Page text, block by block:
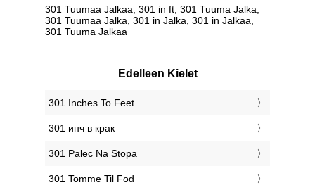
301 Tuumaa Jalkaa, 301 in ft, 301 Tuuma Jalka,
301 Tuumaa Jalka, 301 in Jalka, 301 in Jalkaa,
301 Tuuma Jalkaa
Edelleen Kielet
‎301 Inches To Feet
‎301 инч в крак
‎301 Palec Na Stopa
‎301 Tomme Til Fod